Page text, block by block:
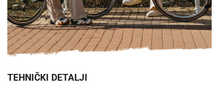
TEHNIČKI DETALJI